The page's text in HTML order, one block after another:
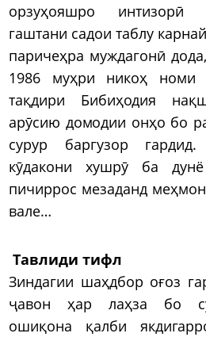
орзуҳояшро интизорӣ
гаштани садои таблу
паричеҳра муждагонӣ
1986 муҳри никоҳ номи
тақдири Бибиҳодия
арӯсию домодии онҳо бо
сурур баргузор
кӯдакони хушрӯ ба дунё
пичиррос мезаданд
вале…
Тавлиди тифл
Зиндагии шаҳдбор оғоз
ҷавон ҳар лаҳза бо
ошиқона қалби